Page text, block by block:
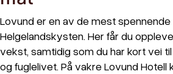
Lovund er en av de mest
Helgelandskysten. Her får du
vekst, samtidig som du har kort vei
og fuglelivet. På vakre Lovund Hotell